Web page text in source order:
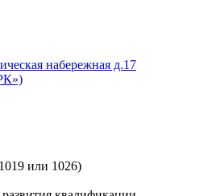
набережная д.17
или 1026)